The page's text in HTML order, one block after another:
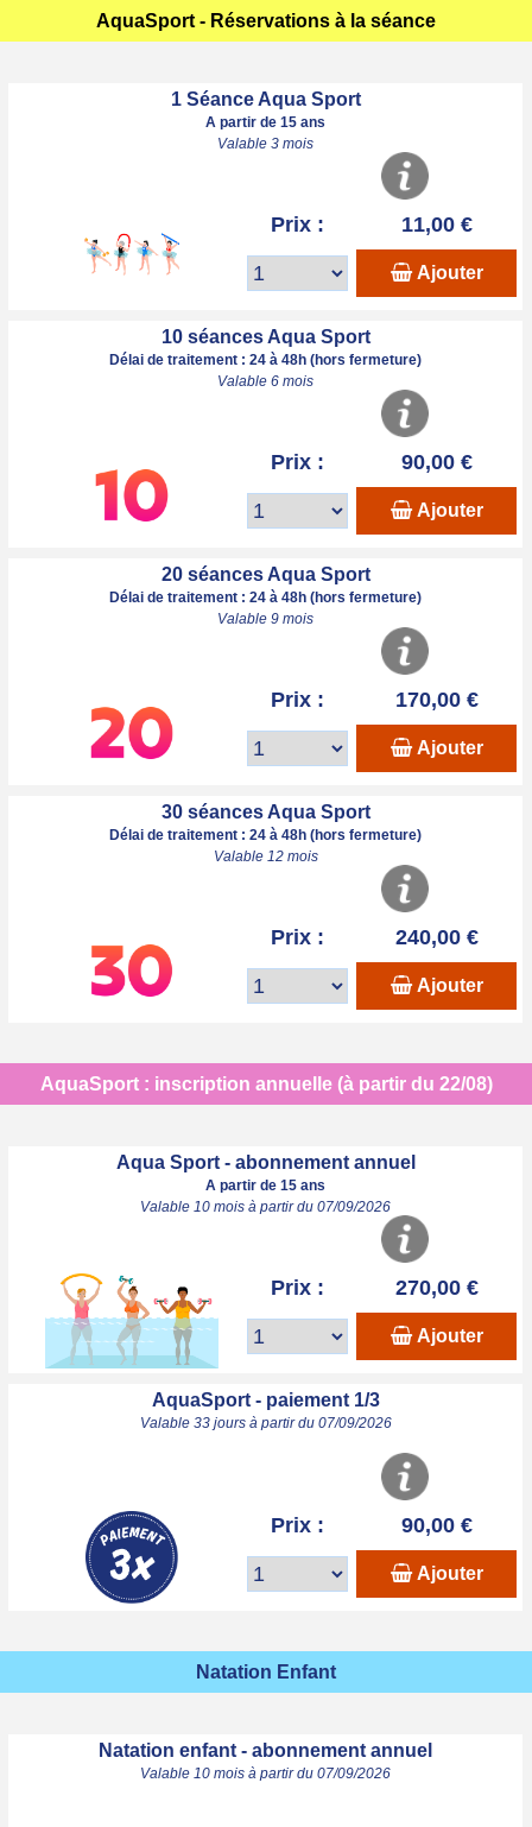
AquaSport - Réservations à la séance
1 Séance Aqua Sport
A partir de 15 ans
Valable 3 mois
Prix : 11,00 €
Ajouter
10 séances Aqua Sport
Délai de traitement : 24 à 48h (hors fermeture)
Valable 6 mois
Prix : 90,00 €
Ajouter
20 séances Aqua Sport
Délai de traitement : 24 à 48h (hors fermeture)
Valable 9 mois
Prix : 170,00 €
Ajouter
30 séances Aqua Sport
Délai de traitement : 24 à 48h (hors fermeture)
Valable 12 mois
Prix : 240,00 €
Ajouter
AquaSport : inscription annuelle (à partir du 22/08)
Aqua Sport - abonnement annuel
A partir de 15 ans
Valable 10 mois à partir du 07/09/2026
Prix : 270,00 €
Ajouter
AquaSport - paiement 1/3
Valable 33 jours à partir du 07/09/2026
Prix : 90,00 €
Ajouter
Natation Enfant
Natation enfant - abonnement annuel
Valable 10 mois à partir du 07/09/2026